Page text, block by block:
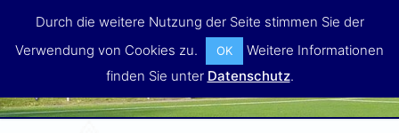
springen
Durch die weitere Nutzung der Seite stimmen Sie der
Verwendung von Cookies zu.
OK
Weitere Informationen
finden Sie unter Datenschutz.